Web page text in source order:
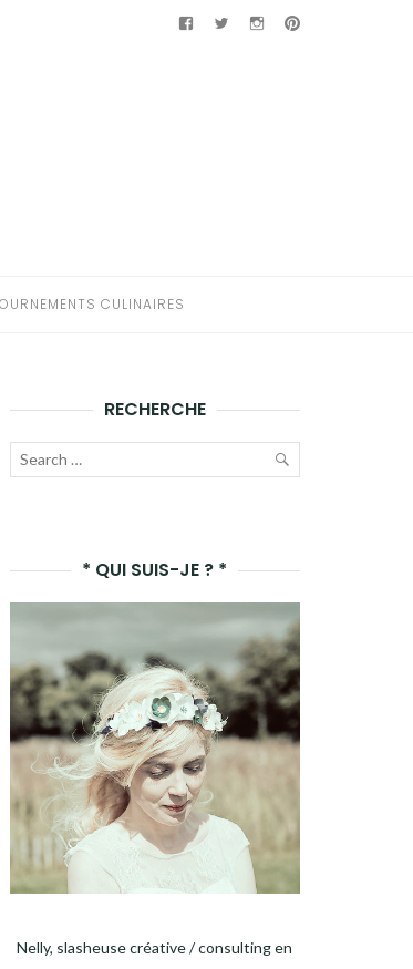
Facebook
TwitterInstagramPinterest
CULINAIRES
RECHERCHE
Recherche
* QUI SUIS-JE ? *
Nelly, slasheuse créative / consulting en